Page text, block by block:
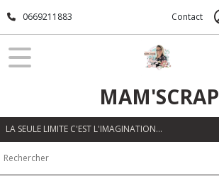
0669211883 Contact
MAM'SCRAP
LA SEULE LIMITE C'EST L'IMAGINATION…